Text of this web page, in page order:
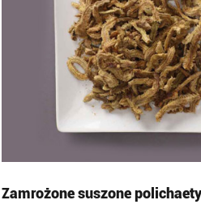
Zamrożone suszone polichaety